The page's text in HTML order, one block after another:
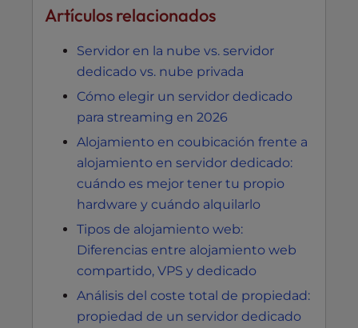
Artículos relacionados
Servidor en la nube vs. servidor
dedicado vs. nube privada
Cómo elegir un servidor dedicado
para streaming en 2026
Alojamiento en coubicación frente a
alojamiento en servidor dedicado:
cuándo es mejor tener tu propio
hardware y cuándo alquilarlo
Tipos de alojamiento web:
Diferencias entre alojamiento web
compartido, VPS y dedicado
Análisis del coste total de propiedad:
propiedad de un servidor dedicado